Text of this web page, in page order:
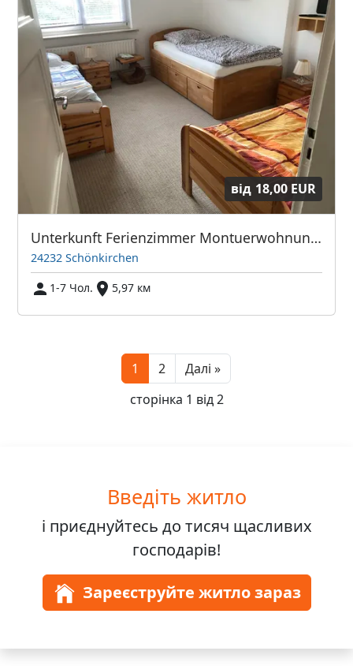
від 18,00 EUR
Unterkunft Ferienzimmer Montuerwohnung bis 7 pers
24232 Schönkirchen
1-7 Чол.
5,97 км
1 2 Далі »Next
сторінка 1 від 2
Введіть житло
і приєднуйтесь до тисяч щасливих
господарів!
Зареєструйте житло зараз